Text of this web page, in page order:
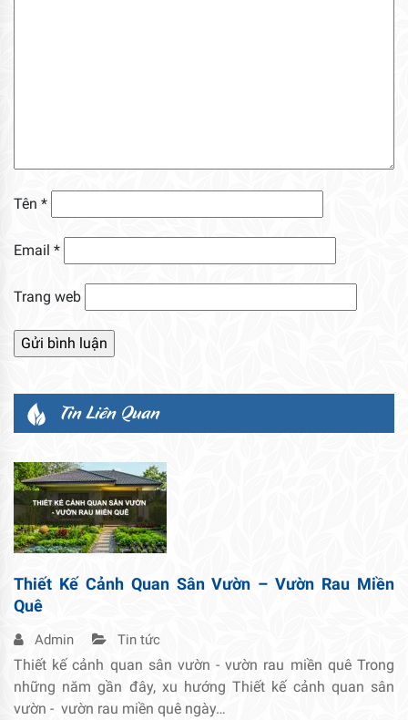
Tên *
Email *
Trang web
Tin Liên Quan
Thiết Kế Cảnh Quan Sân Vườn – Vườn Rau Miền
Quê
Admin Tin tức
Thiết kế cảnh quan sân vườn - vườn rau miền quê Trong
những năm gần đây, xu hướng Thiết kế cảnh quan sân
vườn - vườn rau miền quê ngày…